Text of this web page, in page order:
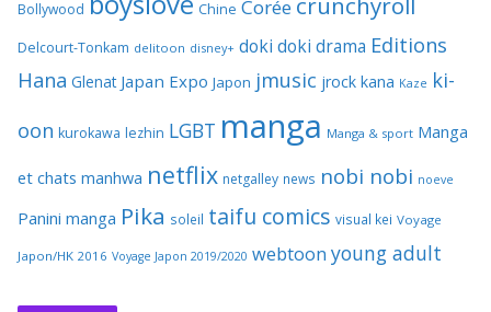
Bollywood Chine Corée
Delcourt-Tonkam delitoon disney+ doki doki drama Editions
Hana Glenat Japan Expo Japon jmusic jrock kana Kaze ki-
oon kurokawa lezhin LGBT manga Manga & sport Manga
et chats manhwa netflix netgalley news nobi nobi noeve
Panini manga Pika soleil taifu comics visual kei Voyage
Japon/HK 2016 Voyage Japon 2019/2020 webtoon young adult